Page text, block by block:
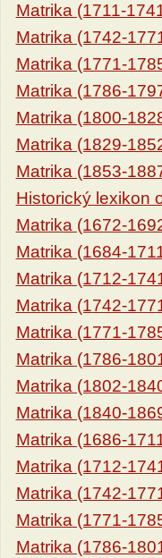
Matrika (1711-
Matrika (1742-
Matrika (1771-
Matrika (1786-
Matrika (1800-
Matrika (1829-
Matrika (1853-
Historický lexikon
Matrika (1672-
Matrika (1684-
Matrika (1712-
Matrika (1742-
Matrika (1771-
Matrika (1786-
Matrika (1802-
Matrika (1840-
Matrika (1686-
Matrika (1712-
Matrika (1742-
Matrika (1771-
Matrika (1786-